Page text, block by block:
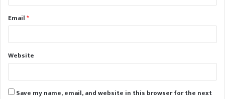
Email*
Website
Save my name, email, and website in this browser for the next